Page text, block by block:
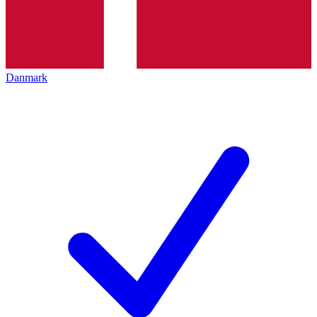
Danmark